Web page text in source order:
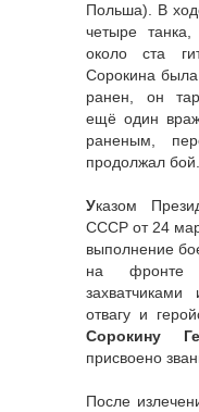
Польша). В
четыре
около ста
Сорокина
ранен, он
ещё один
раненым,
продолжал бой.
Указом
СССР от 24
выполнение
на фронте
отвагу и
Сорокину
присвоено
После